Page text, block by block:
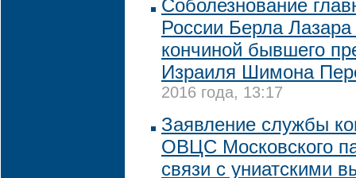
Соболезнование
России Берла Лазара
кончиной бывшего
Израиля Шимона
2016 года, 13:17
Заявление службы
ОВЦС Московского
связи с униатскими